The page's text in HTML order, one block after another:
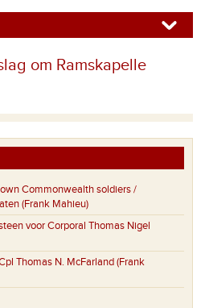
om Ramskapelle
Commonwealth soldiers /
(Frank Mahieu)
voor Corporal Thomas Nigel
Thomas N. McFarland (Frank